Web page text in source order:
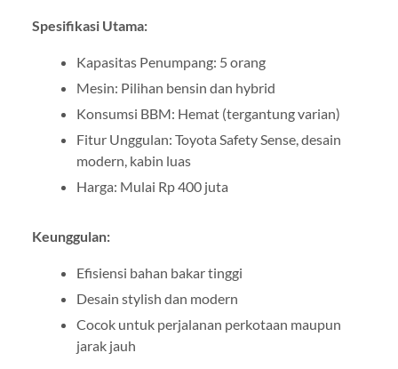
Spesifikasi Utama:
Kapasitas Penumpang: 5 orang
Mesin: Pilihan bensin dan hybrid
Konsumsi BBM: Hemat (tergantung varian)
Fitur Unggulan: Toyota Safety Sense, desain
modern, kabin luas
Harga: Mulai Rp 400 juta
Keunggulan:
Efisiensi bahan bakar tinggi
Desain stylish dan modern
Cocok untuk perjalanan perkotaan maupun
jarak jauh